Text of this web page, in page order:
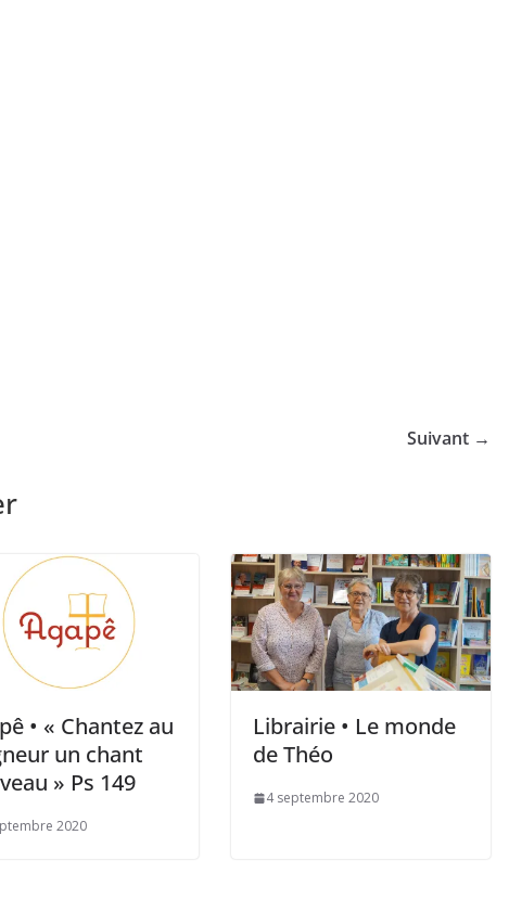
Suivant →
• « Chantez au
un chant
» Ps 149
2020
Librairie • Le monde
de Théo
4 septembre 2020